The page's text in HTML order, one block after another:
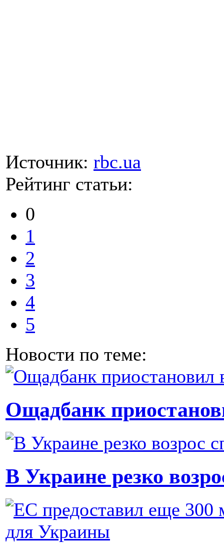
Источник: rbc.ua
Рейтинг статьи:
0
1
2
3
4
5
Новости по теме:
Ощадбанк
В Украине резко